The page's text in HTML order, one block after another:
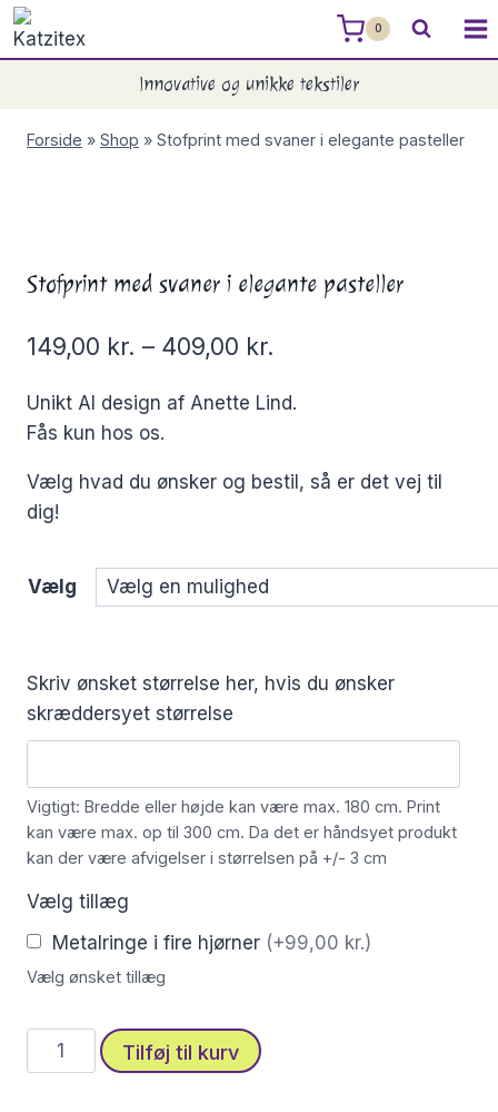
Skip
to
0
Innovative og unikke tekstiler
Forside » Shop » Stofprint med svaner i elegante pasteller
Stofprint med svaner i elegante pasteller
149,00 kr. – 409,00 kr.
Unikt AI design af Anette Lind.
Fås kun hos os.
Vælg hvad du ønsker og bestil, så er det vej til
dig!
Vælg
Skriv ønsket størrelse her, hvis du ønsker
skræddersyet størrelse
Vigtigt: Bredde eller højde kan være max. 180 cm. Print
kan være max. op til 300 cm. Da det er håndsyet produkt
kan der være afvigelser i størrelsen på +/- 3 cm
Vælg tillæg
Metalringe i fire hjørner (+99,00 kr.)
Vælg ønsket tillæg
Stofprint
med
Tilføj til kurv